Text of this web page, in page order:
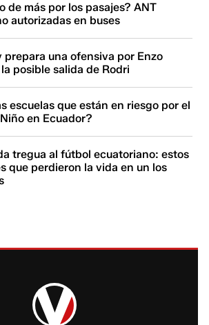
de más por los pasajes? ANT
autorizadas en buses
prepara una ofensiva por Enzo
posible salida de Rodri
escuelas que están en riesgo por el
en Ecuador?
tregua al fútbol ecuatoriano: estos
que perdieron la vida en un los